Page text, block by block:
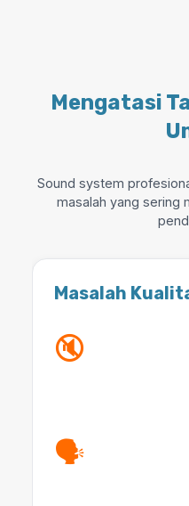
Mengatasi
Sound system
masalah yang sering
Masalah
🔇
🗣️